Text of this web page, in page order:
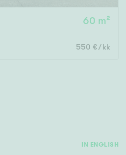
Kokonaispinta-ala
60 m²
550 €/kk
IN ENGLISH